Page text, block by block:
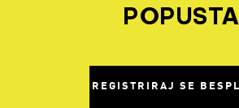
POPUSTA
REGISTRIRAJ SE